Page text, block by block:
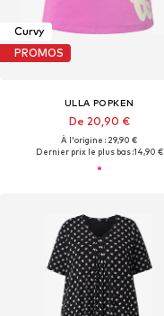
Curvy
PROMOS
ULLA POPKEN
De 20,90 €
À l'origine : 29,90 €
Dernier prix le plus bas :14,90 €